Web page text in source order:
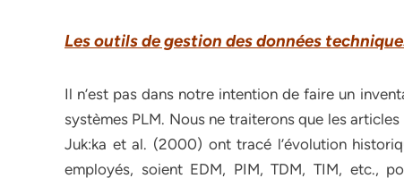
Les outils de gestion des données
Il n’est pas dans notre intention de faire un
systèmes PLM. Nous ne traiterons que les
Juk:ka et al. (2000) ont tracé l’évolution
employés, soient EDM, PIM, TDM, TIM, etc.,